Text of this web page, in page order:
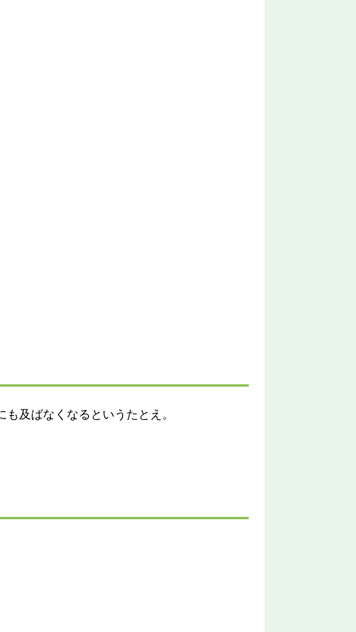
及ばなくなるというたとえ。